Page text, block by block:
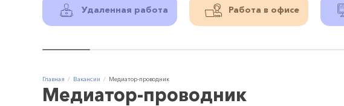
Удаленная работа Работа в офисе
Главная Вакансии Медиатор-проводник
Медиатор-проводник